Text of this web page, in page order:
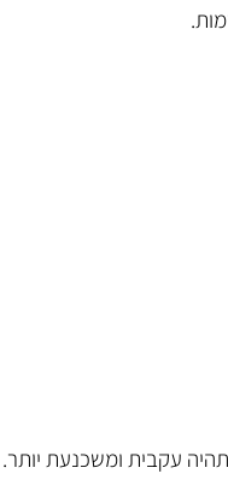
עקבית ומשכנעת יותר.